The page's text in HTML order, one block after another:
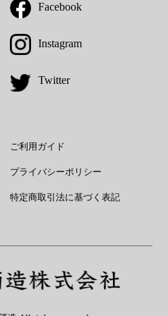
Facebook
Instagram
Twitter
ご利用ガイド
プライバシーポリシー
特定商取引法に基づく表記